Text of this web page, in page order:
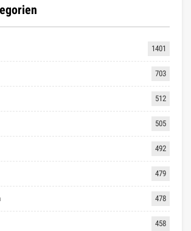
1401
703
512
505
492
479
478
458